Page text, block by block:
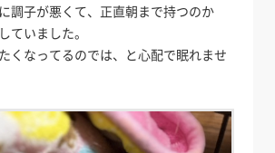
調子が悪くて、正直朝まで持つのか
ていました。
くなってるのでは、と心配で眠れませ